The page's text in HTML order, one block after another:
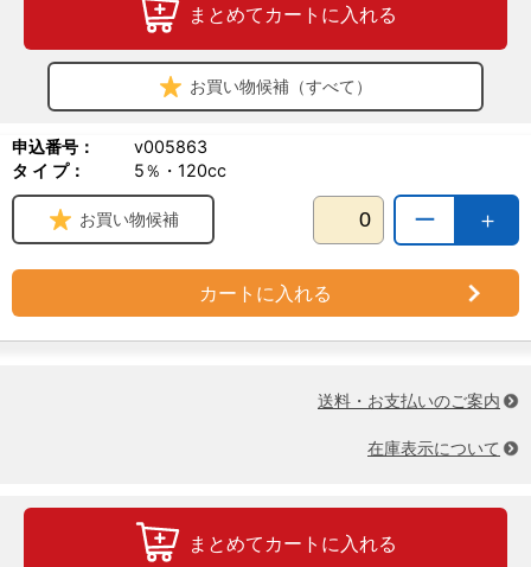
まとめてカートに入れる
お買い物候補（すべて）
申込番号：
v005863
タ イ プ：
5％・120cc
＋
ー
お買い物候補
カートに入れる
送料・お支払いのご案内
在庫表示について
まとめてカートに入れる